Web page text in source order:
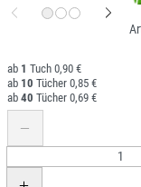
1
0,90 €
10
0,85 €
40
0,69 €